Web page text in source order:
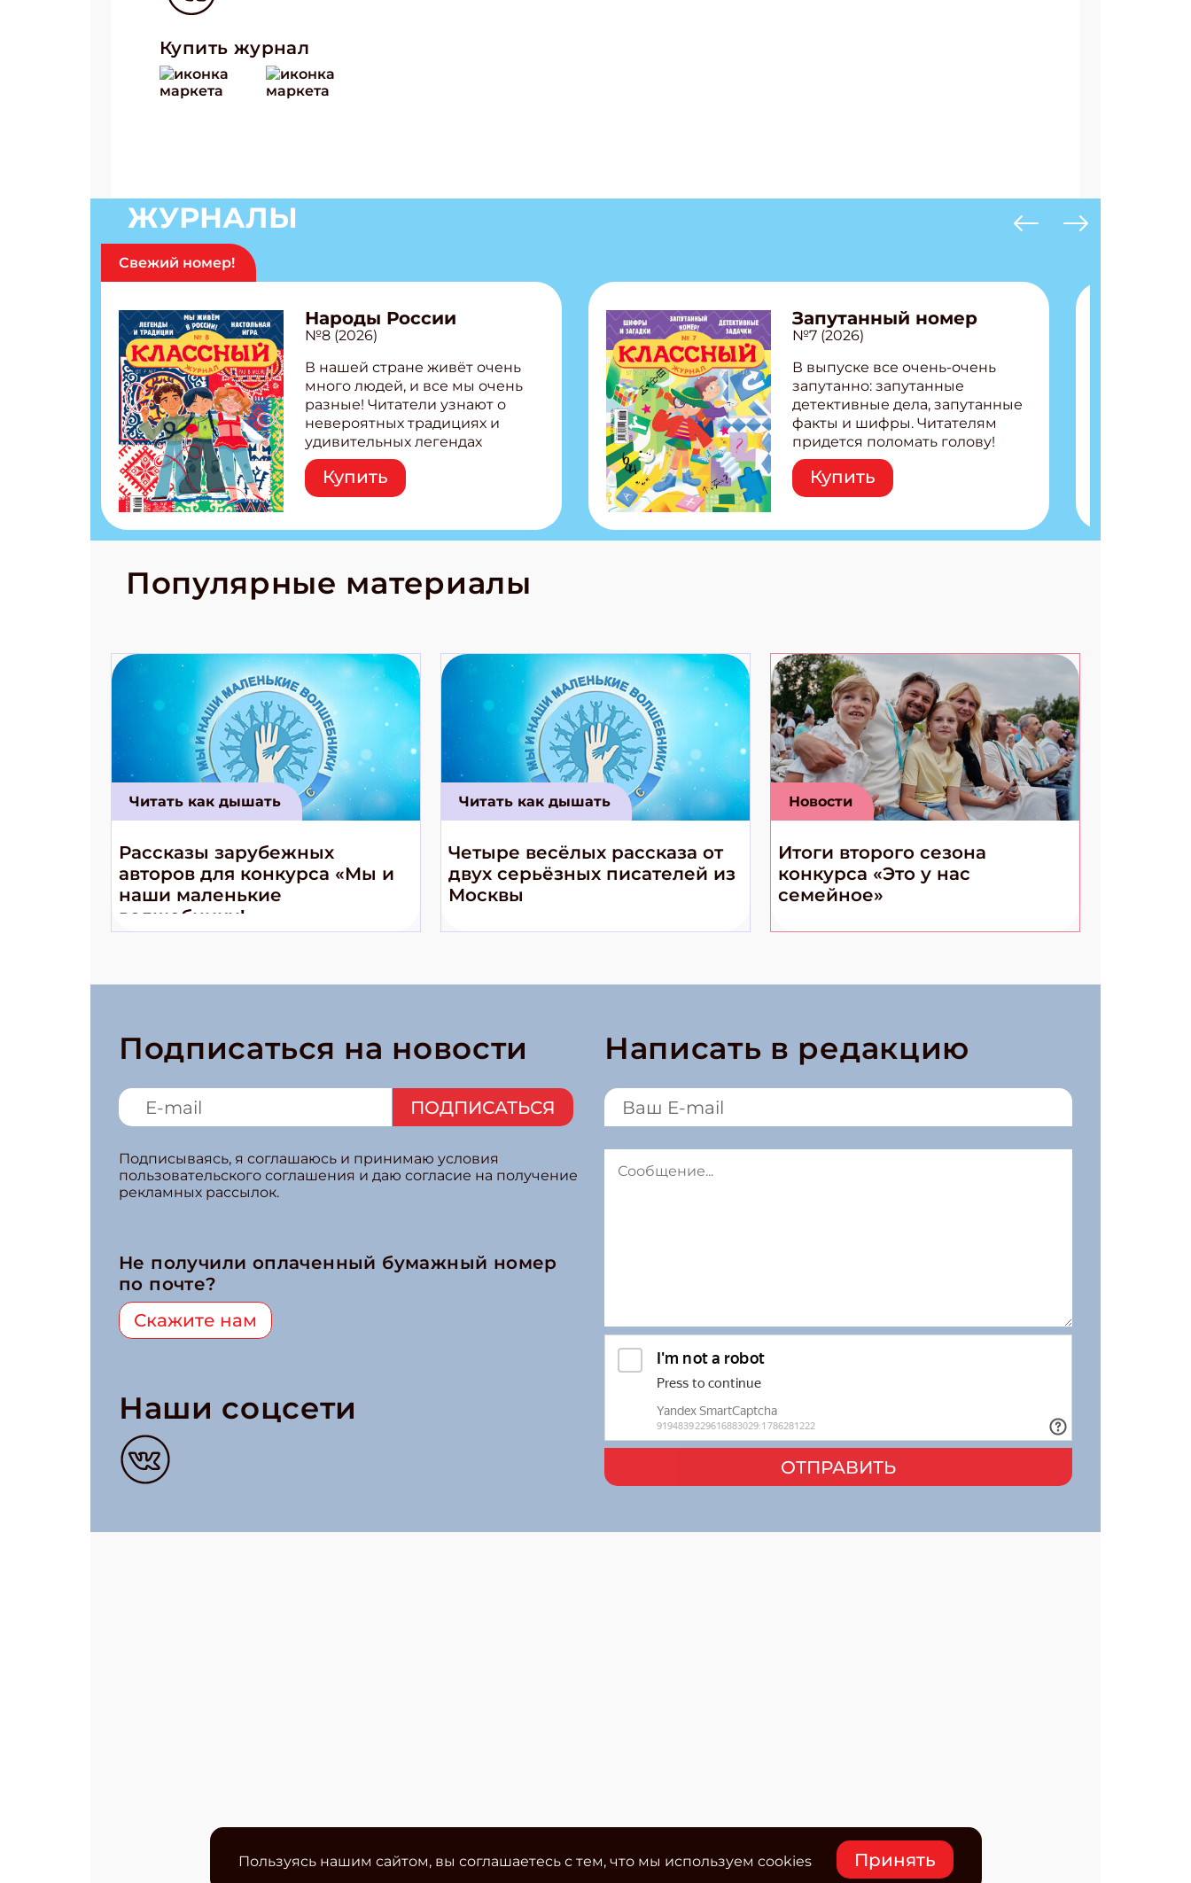
Купить журнал
ЖУРНАЛЫ
Свежий номер!
Народы России
№8 (2026)
В нашей стране живёт очень
много людей, и все мы очень
разные! Читатели узнают о
невероятных традициях и
удивительных легендах
народов России! Внутри:
Легенды татар, башкир и
бурятов Настольная игра
странные слова Традиционные
космические приключения!
Купить
Запутанный номер
№7 (2026)
В выпуске все очень-очень
запутанно: запутанные
детективные дела, запутанные
факты и шифры. Читателям
придется поломать голову!
Внутри: Шифры и
расшифровки Плетем
запутанные поделки
Ищем коды 3 комикса
Купить
Популярные материалы
Читать как дышать
Рассказы зарубежных
авторов для конкурса «Мы и
наши маленькие
волшебники!»
Читать как дышать
Четыре весёлых рассказа от
двух серьёзных писателей из
Москвы
Новости
Итоги второго сезона
конкурса «Это у нас
семейное»
Подписаться на новости
ПОДПИСАТЬСЯ
Подписываясь, я соглашаюсь и принимаю условия
пользовательского соглашения и даю согласие на получение
рекламных рассылок.
Не получили оплаченный бумажный номер
по почте?
Скажите нам
Наши соцсети
Написать в редакцию
ОТПРАВИТЬ
Пользуясь нашим сайтом, вы соглашаетесь с тем, что мы используем cookies Принять
Укажите Ваш Email
ПОДПИСАТЬСЯ